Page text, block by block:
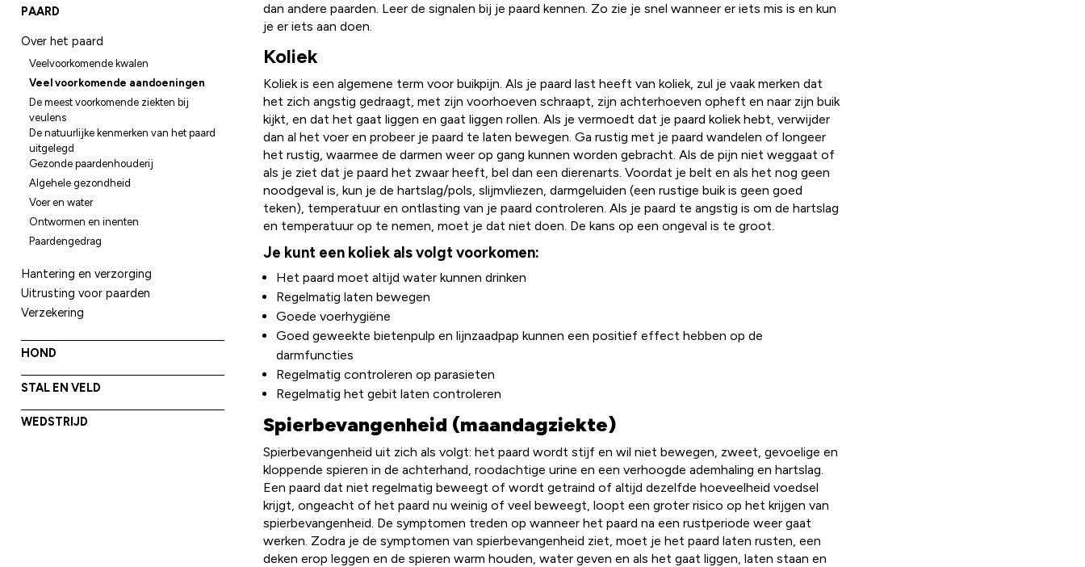
PAARD
Over het paard
Veelvoorkomende kwalen
Veel voorkomende aandoeningen
De meest voorkomende ziekten bij
veulens
De natuurlijke kenmerken van het paard
uitgelegd
Gezonde paardenhouderij
Algehele gezondheid
Voer en water
Ontwormen en inenten
Paardengedrag
Hantering en verzorging
Uitrusting voor paarden
Verzekering
HOND
STAL EN VELD
WEDSTRIJD
dan andere paarden. Leer de signalen bij je paard kennen. Zo zie je snel wanneer er iets mis is en kun
je er iets aan doen.
Koliek
Koliek is een algemene term voor buikpijn. Als je paard last heeft van koliek, zul je vaak merken dat
het zich angstig gedraagt, met zijn voorhoeven schraapt, zijn achterhoeven opheft en naar zijn buik
kijkt, en dat het gaat liggen en gaat liggen rollen. Als je vermoedt dat je paard koliek hebt, verwijder
dan al het voer en probeer je paard te laten bewegen. Ga rustig met je paard wandelen of longeer
het rustig, waarmee de darmen weer op gang kunnen worden gebracht. Als de pijn niet weggaat of
als je ziet dat je paard het zwaar heeft, bel dan een dierenarts. Voordat je belt en als het nog geen
noodgeval is, kun je de hartslag/pols, slijmvliezen, darmgeluiden (een rustige buik is geen goed
teken), temperatuur en ontlasting van je paard controleren. Als je paard te angstig is om de hartslag
en temperatuur op te nemen, moet je dat niet doen. De kans op een ongeval is te groot.
Je kunt een koliek als volgt voorkomen:
Het paard moet altijd water kunnen drinken
Regelmatig laten bewegen
Goede voerhygiëne
Goed geweekte bietenpulp en lijnzaadpap kunnen een positief effect hebben op de
darmfuncties
Regelmatig controleren op parasieten
Regelmatig het gebit laten controleren
Spierbevangenheid (maandagziekte)
Spierbevangenheid uit zich als volgt: het paard wordt stijf en wil niet bewegen, zweet, gevoelige en
kloppende spieren in de achterhand, roodachtige urine en een verhoogde ademhaling en hartslag.
Een paard dat niet regelmatig beweegt of wordt getraind of altijd dezelfde hoeveelheid voedsel
krijgt, ongeacht of het paard nu weinig of veel beweegt, loopt een groter risico op het krijgen van
spierbevangenheid. De symptomen treden op wanneer het paard na een rustperiode weer gaat
werken. Zodra je de symptomen van spierbevangenheid ziet, moet je het paard laten rusten, een
deken erop leggen en de spieren warm houden, water geven en als het gaat liggen, laten staan en